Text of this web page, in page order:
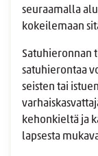
seuraamalla
kokeilemaan
Satuhieronnan
satuhierontaa
seisten tai
kehonkieltä ja
lapsesta